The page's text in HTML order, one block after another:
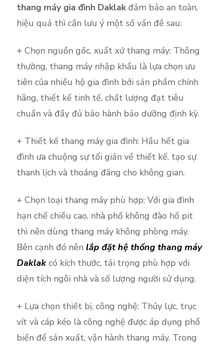
thang máy gia đình Daklakđảm bảo an toàn,
hiệu quả thì cần lưu ý một số vấn đề sau:
+ Chọn nguồn gốc, xuất xứ thang máy: Thông
thường, thang máy nhập khẩu là lựa chọn ưu
tiên của nhiều hộ gia đình bởi sản phẩm chính
hãng, thiết kế tinh tế, chất lượng đạt tiêu
chuẩn và đầy đủ bảo hành bảo dưỡng định kỳ.
+ Thiết kế thang máy gia đình: Hầu hết gia
đình ưa chuộng sự tối giản về thiết kế, tạo sự
thanh lịch và thoáng đãng cho không gian.
+ Chọn loại thang máy phù hợp: Với gia đình
hạn chế chiều cao, nhà phố không đào hố pit
thì nên dùng thang máy không phòng máy.
Bên cạnh đó nên lắp đặt hệ thống thang máy
Daklakcó kích thước, tải trọng phù hợp với
diện tích ngôi nhà và số lượng người sử dụng.
+ Lựa chọn thiết bị, công nghệ: Thủy lực, trục
vít và cáp kéo là công nghệ được áp dụng phổ
biến để sản xuất, vận hành thang máy. Trong